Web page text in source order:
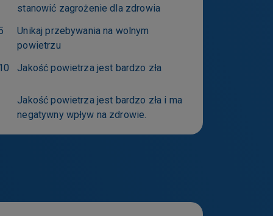
stanowić zagrożenie dla zdrowia
Unikaj przebywania na wolnym
powietrzu
Jakość powietrza jest bardzo zła
Jakość powietrza jest bardzo zła i ma
negatywny wpływ na zdrowie.